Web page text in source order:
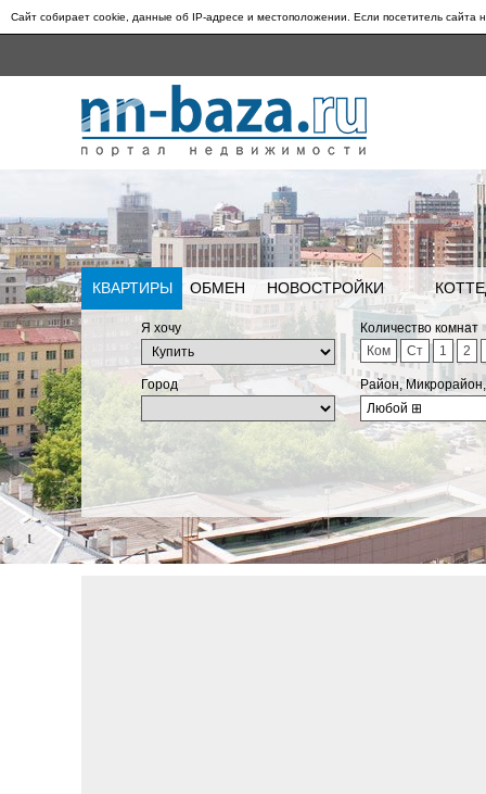
Сайт собирает cookie, данные об IP-адресе и местоположении. Если посетитель сайта
КВАРТИРЫ ОБМЕН НОВОСТРОЙКИ
Я хочу
Количество комнат
Ком
Ст 1 2
Город
Район,
Любой ⊞